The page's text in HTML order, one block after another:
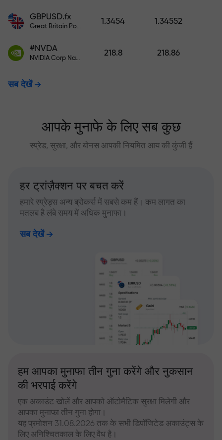
GBPUSD.fx
Great Britain Pound vs US Dollar
1.3454 1.34552
#NVDA
NVIDIA Corp Nasdaq Stock Exchange (Nasdaq) USD
218.8 218.86
सब देखें
आपके मुनाफे के लिए सब कुछ
स्प्रेड, सुरक्षा, और बोनस आपकी नियमित आय की कुंजी हैं
हर ट्रांज़ैक्शन पर बचत करें
हमारे स्प्रेड्स अन्य ब्रोकर्स में सबसे कम हैं। कम लागत का
मतलब है लंबे समय में अधिक मुनाफा।
सब देखें
हम आपका मुनाफा तीन गुना करेंगे और नुकसान
की भरपाई करेंगे
एक अकाउंट खोलें और आपको ऑटोमैटिक सुरक्षा मिलेगी और
आपका मुनाफा तीन गुना होगा।
यह प्रमोशन 31.08.2026 तक के सभी डिपॉजिटेड अकाउंट्स के
लिए अनिश्चितकाल के लिए वैध है।